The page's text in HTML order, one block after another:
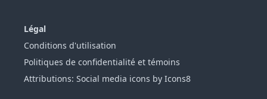
Légal
Conditions d'utilisation
Politiques de confidentialité et témoins
Attributions: Social media icons by Icons8